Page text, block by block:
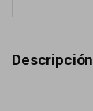
Descripción